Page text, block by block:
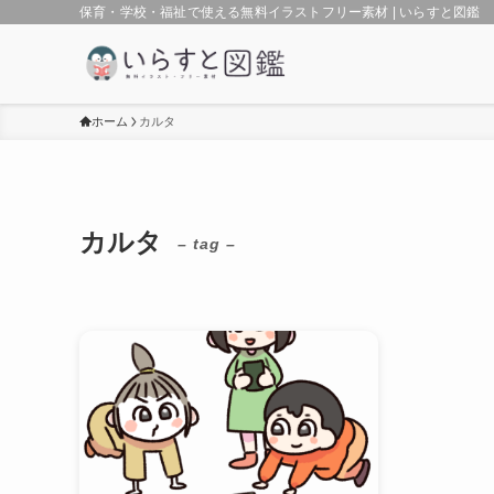
保育・学校・福祉で使える無料イラストフリー素材 | いらすと図鑑
ホーム カルタ
カルタ – tag –